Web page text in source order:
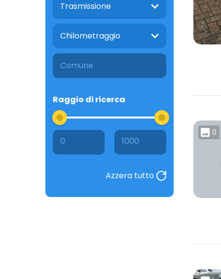
Trasmissione
Chilometraggio
Raggio di ricerca
0 1000
Azzera tutto
0